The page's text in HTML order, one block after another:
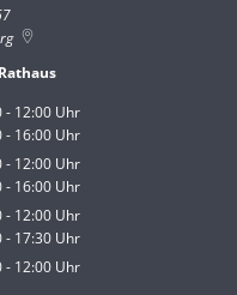
- 12:00 Uhr
Von 08:00 bis 12:00 Uhr
- 16:00 Uhr
Von 14:00 bis 16:00 Uhr
- 12:00 Uhr
Von 08:00 bis 12:00 Uhr
- 16:00 Uhr
Von 14:00 bis 16:00 Uhr
- 12:00 Uhr
Von 08:00 bis 12:00 Uhr
- 17:30 Uhr
Von 14:00 bis 17:30 Uhr
- 12:00 Uhr